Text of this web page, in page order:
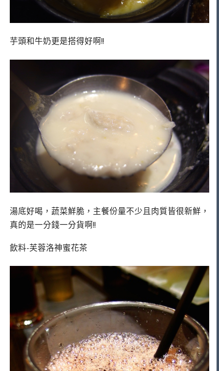
芋頭和牛奶更是搭得好啊!!
湯底好喝，蔬菜鮮脆，主餐份量不少且肉質皆很新鮮，
真的是一分錢一分貨啊!!
飲料-芙蓉洛神蜜花茶